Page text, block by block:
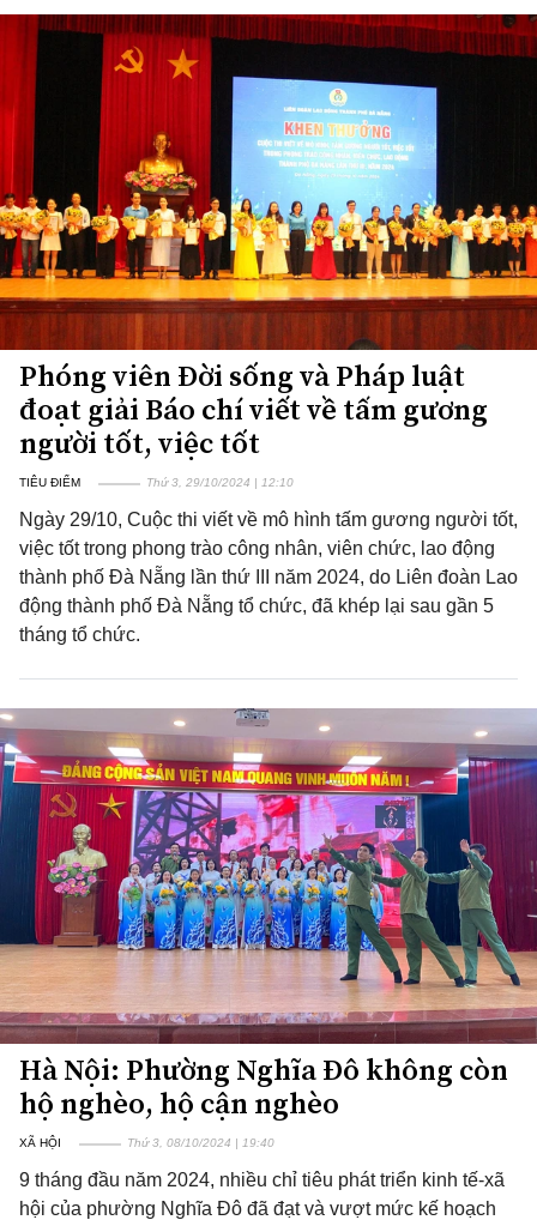
Phóng viên Đời sống và Pháp luật
đoạt giải Báo chí viết về tấm gương
người tốt, việc tốt
TIÊU ĐIỂM Thứ 3, 29/10/2024 | 12:10
Ngày 29/10, Cuộc thi viết về mô hình tấm gương người tốt,
việc tốt trong phong trào công nhân, viên chức, lao động
thành phố Đà Nẵng lần thứ III năm 2024, do Liên đoàn Lao
động thành phố Đà Nẵng tổ chức, đã khép lại sau gần 5
tháng tổ chức.
Hà Nội: Phường Nghĩa Đô không còn
hộ nghèo, hộ cận nghèo
XÃ HỘI Thứ 3, 08/10/2024 | 19:40
9 tháng đầu năm 2024, nhiều chỉ tiêu phát triển kinh tế-xã
hội của phường Nghĩa Đô đã đạt và vượt mức kế hoạch